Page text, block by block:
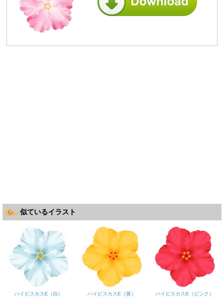
似ているイラスト
ハイビスカスE（白） ハイビスカスE（黄） ハイビスカスE（ピンク）